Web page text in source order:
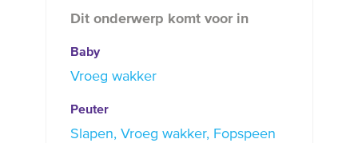
Dit onderwerp komt voor in
Baby
Vroeg wakker
Peuter
Slapen Vroeg wakker
Fopspeen